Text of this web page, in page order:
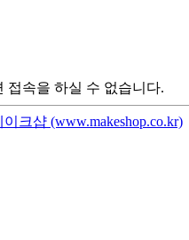
접속을 하실 수 없습니다.
이크샵 (www.makeshop.co.kr)